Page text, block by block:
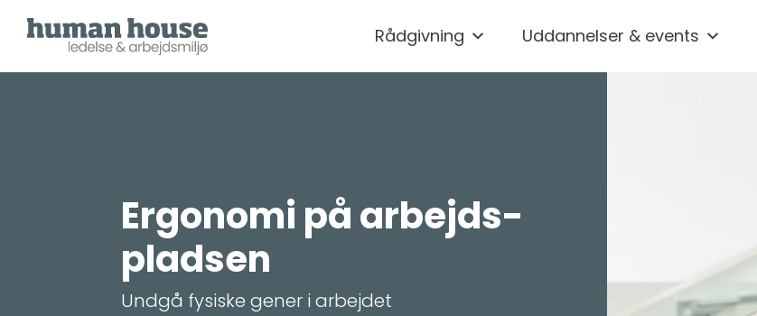
Rådgivning Uddannelser & events
Ergonomi på arbejds­
pladsen
Undgå fysiske gener i arbejdet